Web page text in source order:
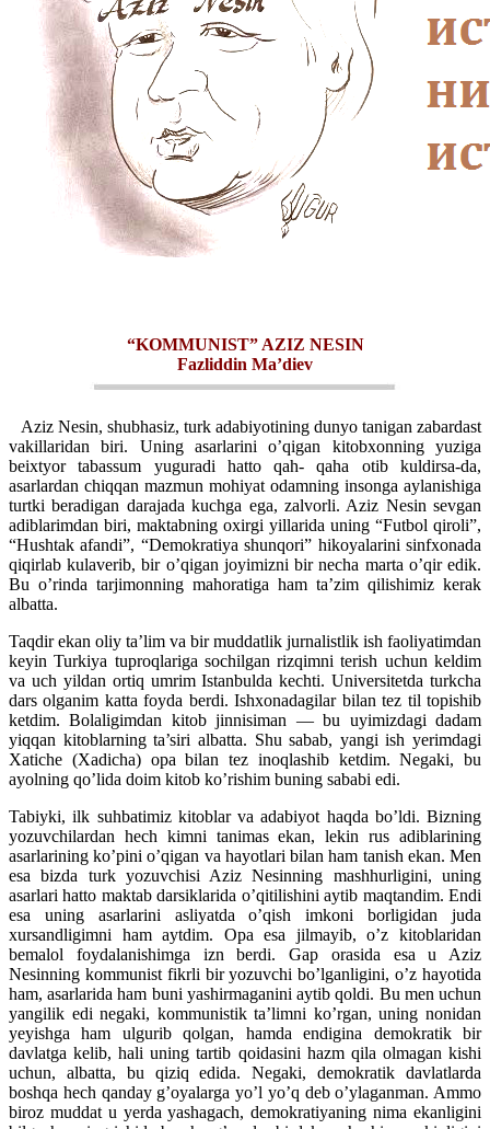
“KOMMUNIST” AZIZ NESIN
Fazliddin Ma’diev
Aziz Nesin, shubhasiz, turk adabiyotining dunyo tanigan zabardast
vakillaridan biri. Uning asarlarini o’qigan kitobxonning yuziga
beixtyor tabassum yuguradi hatto qah- qaha otib kuldirsa-da,
asarlardan chiqqan mazmun mohiyat odamning insonga aylanishiga
turtki beradigan darajada kuchga ega, zalvorli. Aziz Nesin sevgan
adiblarimdan biri, maktabning oxirgi yillarida uning “Futbol qiroli”,
“Hushtak afandi”, “Demokratiya shunqori” hikoyalarini sinfxonada
qiqirlab kulaverib, bir o’qigan joyimizni bir necha marta o’qir edik.
Bu o’rinda tarjimonning mahoratiga ham ta’zim qilishimiz kerak
albatta.
Taqdir ekan oliy ta’lim va bir muddatlik jurnalistlik ish faoliyatimdan
keyin Turkiya tuproqlariga sochilgan rizqimni terish uchun keldim
va uch yildan ortiq umrim Istanbulda kechti. Universitetda turkcha
dars olganim katta foyda berdi. Ishxonadagilar bilan tez til topishib
ketdim. Bolaligimdan kitob jinnisiman — bu uyimizdagi dadam
yiqqan kitoblarning ta’siri albatta. Shu sabab, yangi ish yerimdagi
Xatiche (Xadicha) opa bilan tez inoqlashib ketdim. Negaki, bu
ayolning qo’lida doim kitob ko’rishim buning sababi edi.
Tabiyki, ilk suhbatimiz kitoblar va adabiyot haqda bo’ldi. Bizning
yozuvchilardan hech kimni tanimas ekan, lekin rus adiblarining
asarlarining ko’pini o’qigan va hayotlari bilan ham tanish ekan. Men
esa bizda turk yozuvchisi Aziz Nesinning mashhurligini, uning
asarlari hatto maktab darsiklarida o’qitilishini aytib maqtandim. Endi
esa uning asarlarini asliyatda o’qish imkoni borligidan juda
xursandligimni ham aytdim. Opa esa jilmayib, o’z kitoblaridan
bemalol foydalanishimga izn berdi. Gap orasida esa u Aziz
Nesinning kommunist fikrli bir yozuvchi bo’lganligini, o’z hayotida
ham, asarlarida ham buni yashirmaganini aytib qoldi. Bu men uchun
yangilik edi negaki, kommunistik ta’limni ko’rgan, uning nonidan
yeyishga ham ulgurib qolgan, hamda endigina demokratik bir
davlatga kelib, hali uning tartib qoidasini hazm qila olmagan kishi
uchun, albatta, bu qiziq edida. Negaki, demokratik davlatlarda
boshqa hech qanday g’oyalarga yo’l yo’q deb o’ylaganman. Ammo
biroz muddat u yerda yashagach, demokratiyaning nima ekanligini